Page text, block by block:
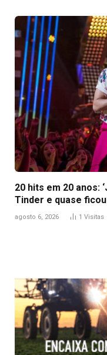
20 hits em 20 anos:
Tinder e quase
agosto 6, 2026 1 Visitas